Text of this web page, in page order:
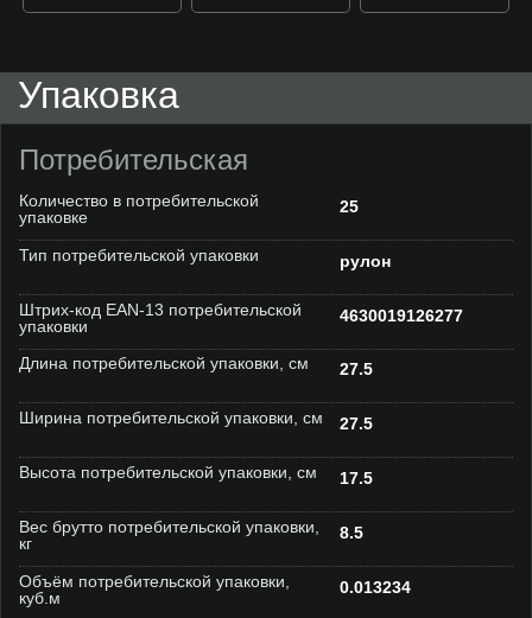
Упаковка
Потребительская
Количество в потребительской
упаковке
25
Тип потребительской упаковки рулон
Штрих-код EAN-13 потребительской
упаковки
4630019126277
Длина потребительской упаковки, см 27.5
Ширина потребительской упаковки, см 27.5
Высота потребительской упаковки, см 17.5
Вес брутто потребительской упаковки,
кг
8.5
Объём потребительской упаковки,
куб.м
0.013234